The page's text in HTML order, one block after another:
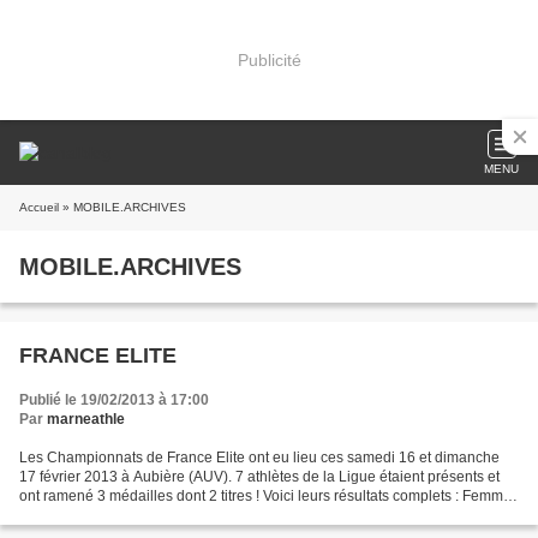
Publicité
MENU
Accueil » MOBILE.ARCHIVES
MOBILE.ARCHIVES
FRANCE ELITE
Publié le 19/02/2013 à 17:00
Par marneathle
Les Championnats de France Elite ont eu lieu ces samedi 16 et dimanche
17 février 2013 à Aubière (AUV). 7 athlètes de la Ligue étaient présents et
ont ramené 3 médailles dont 2 titres ! Voici leurs résultats complets : Femmes